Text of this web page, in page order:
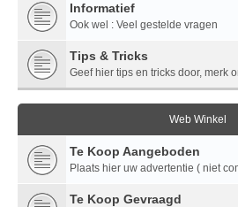
Informatief
Ook wel : Veel gestelde vragen
Tips & Tricks
Geef hier tips en tricks door, merk
Web Winkel
Te Koop Aangeboden
Plaats hier uw advertentie ( niet
Te Koop Gevraagd